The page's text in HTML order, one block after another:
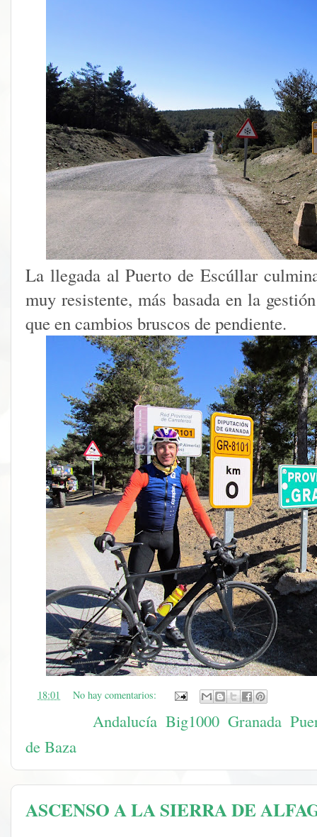
La llegada al Puerto de Escúllar
muy resistente, más basada en la
que en cambios bruscos de pendiente.
18:01 No hay comentarios:
Andalucía Big1000 Granada
de Baza
ASCENSO A LA SIERRA DE